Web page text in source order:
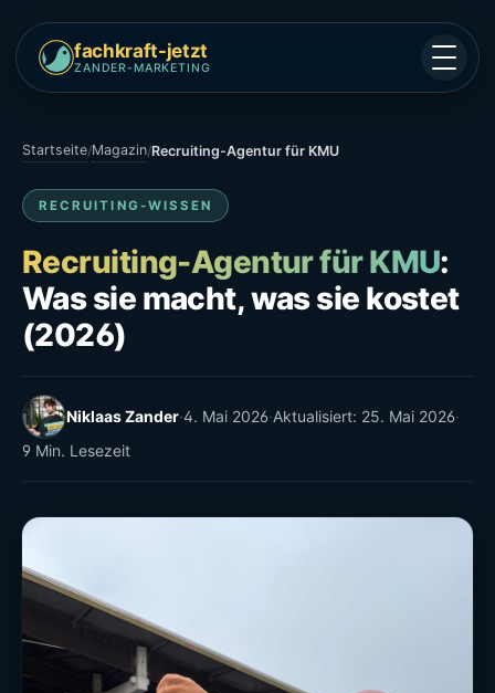
fachkraft-jetzt
ZANDER-MARKETING
Startseite/Magazin/Recruiting-Agentur für KMU
RECRUITING-WISSEN
Recruiting-Agentur für KMU:
Was sie macht, was sie kostet
(2026)
Niklaas Zander·4. Mai 2026·Aktualisiert: 25. Mai 2026·
9 Min. Lesezeit